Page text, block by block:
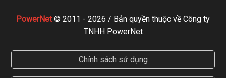
PowerNet© 2011 - 2026 / Bản quyền thuộc về Công ty
TNHH PowerNet
Chính sách sử dụng